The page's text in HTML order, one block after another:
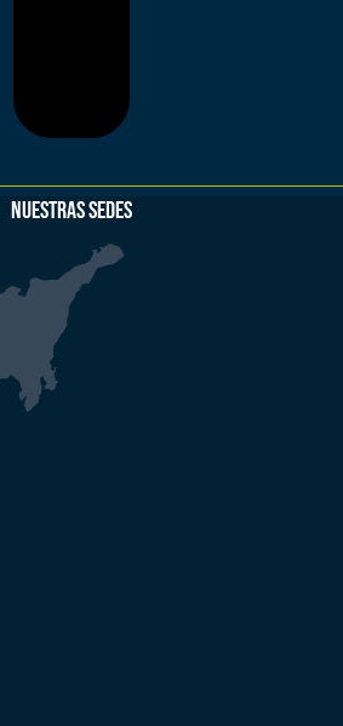
NUESTRAS SEDES